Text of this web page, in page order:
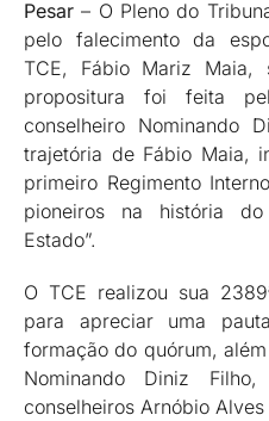
Pesar – O Pleno do
pelo falecimento da
TCE, Fábio Mariz
propositura foi feita
conselheiro Nominando
trajetória de Fábio Maia,
primeiro Regimento
pioneiros na história
Estado”.
O TCE realizou sua
para apreciar uma
formação do quórum,
Nominando Diniz
conselheiros Arnóbio